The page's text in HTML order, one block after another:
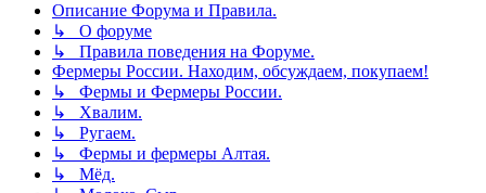
Описание Форума и Правила.
↳ О форуме
↳ Правила поведения на Форуме.
Фермеры России. Находим, обсуждаем, покупаем!
↳ Фермы и Фермеры России.
↳ Хвалим.
↳ Ругаем.
↳ Фермы и фермеры Алтая.
↳ Мёд.